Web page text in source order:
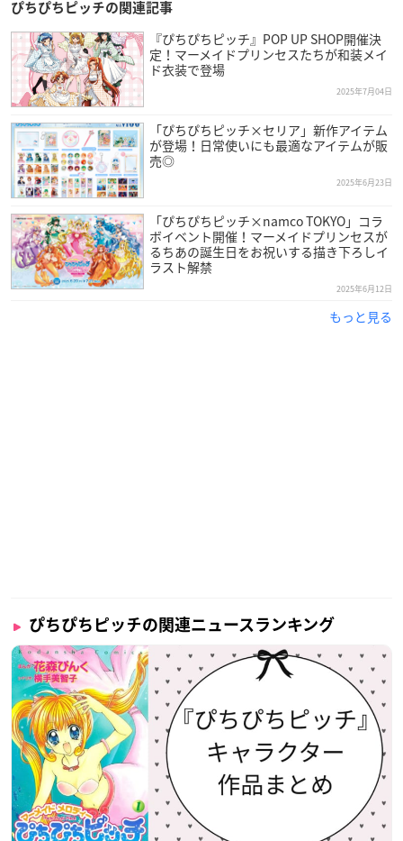
ぴちぴちピッチの関連記事
『ぴちぴちピッチ』POP UP SHOP開催決
定！マーメイドプリンセスたちが和装メイ
ド衣装で登場
2025年7月04日
「ぴちぴちピッチ×セリア」新作アイテム
が登場！日常使いにも最適なアイテムが販
売◎
2025年6月23日
「ぴちぴちピッチ×namco TOKYO」コラ
ボイベント開催！マーメイドプリンセスが
るちあの誕生日をお祝いする描き下ろしイ
ラスト解禁
2025年6月12日
もっと見る
ぴちぴちピッチの関連ニュースランキング